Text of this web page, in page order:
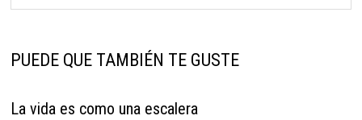
PUEDE QUE TAMBIÉN TE GUSTE
La vida es como una escalera